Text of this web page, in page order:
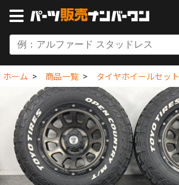
ホーム 商品一覧 タイヤホイールセット